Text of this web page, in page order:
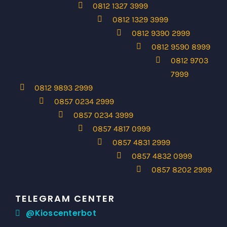
0812 1327 3999
0812 1329 3999
0812 9390 2999
0812 9590 8999
0812 9703
7999
0812 9893 2999
0857 0234 2999
0857 0234 3999
0857 4817 0999
0857 4831 2999
0857 4832 0999
0857 8202 2999
TELEGRAM CENTER
@Kioscenterbot